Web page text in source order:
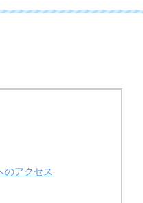
のアクセス